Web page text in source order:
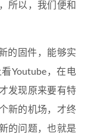
所以，我们便和
的固件，能够实
Youtube，在电
发现原来要有特
新的机场，才终
的问题，也就是